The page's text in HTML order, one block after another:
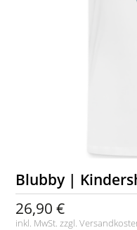
Blubby |
26,90 €
inkl. MwSt. zzgl.